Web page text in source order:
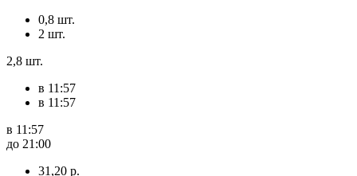
0,8 шт.
2 шт.
2,8 шт.
в 11:57
в 11:57
в 11:57
до 21:00
31,20 р.